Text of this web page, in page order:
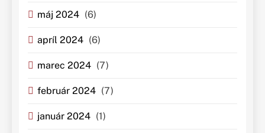
máj 2024 (6)
apríl 2024 (6)
marec 2024 (7)
február 2024 (7)
január 2024 (1)